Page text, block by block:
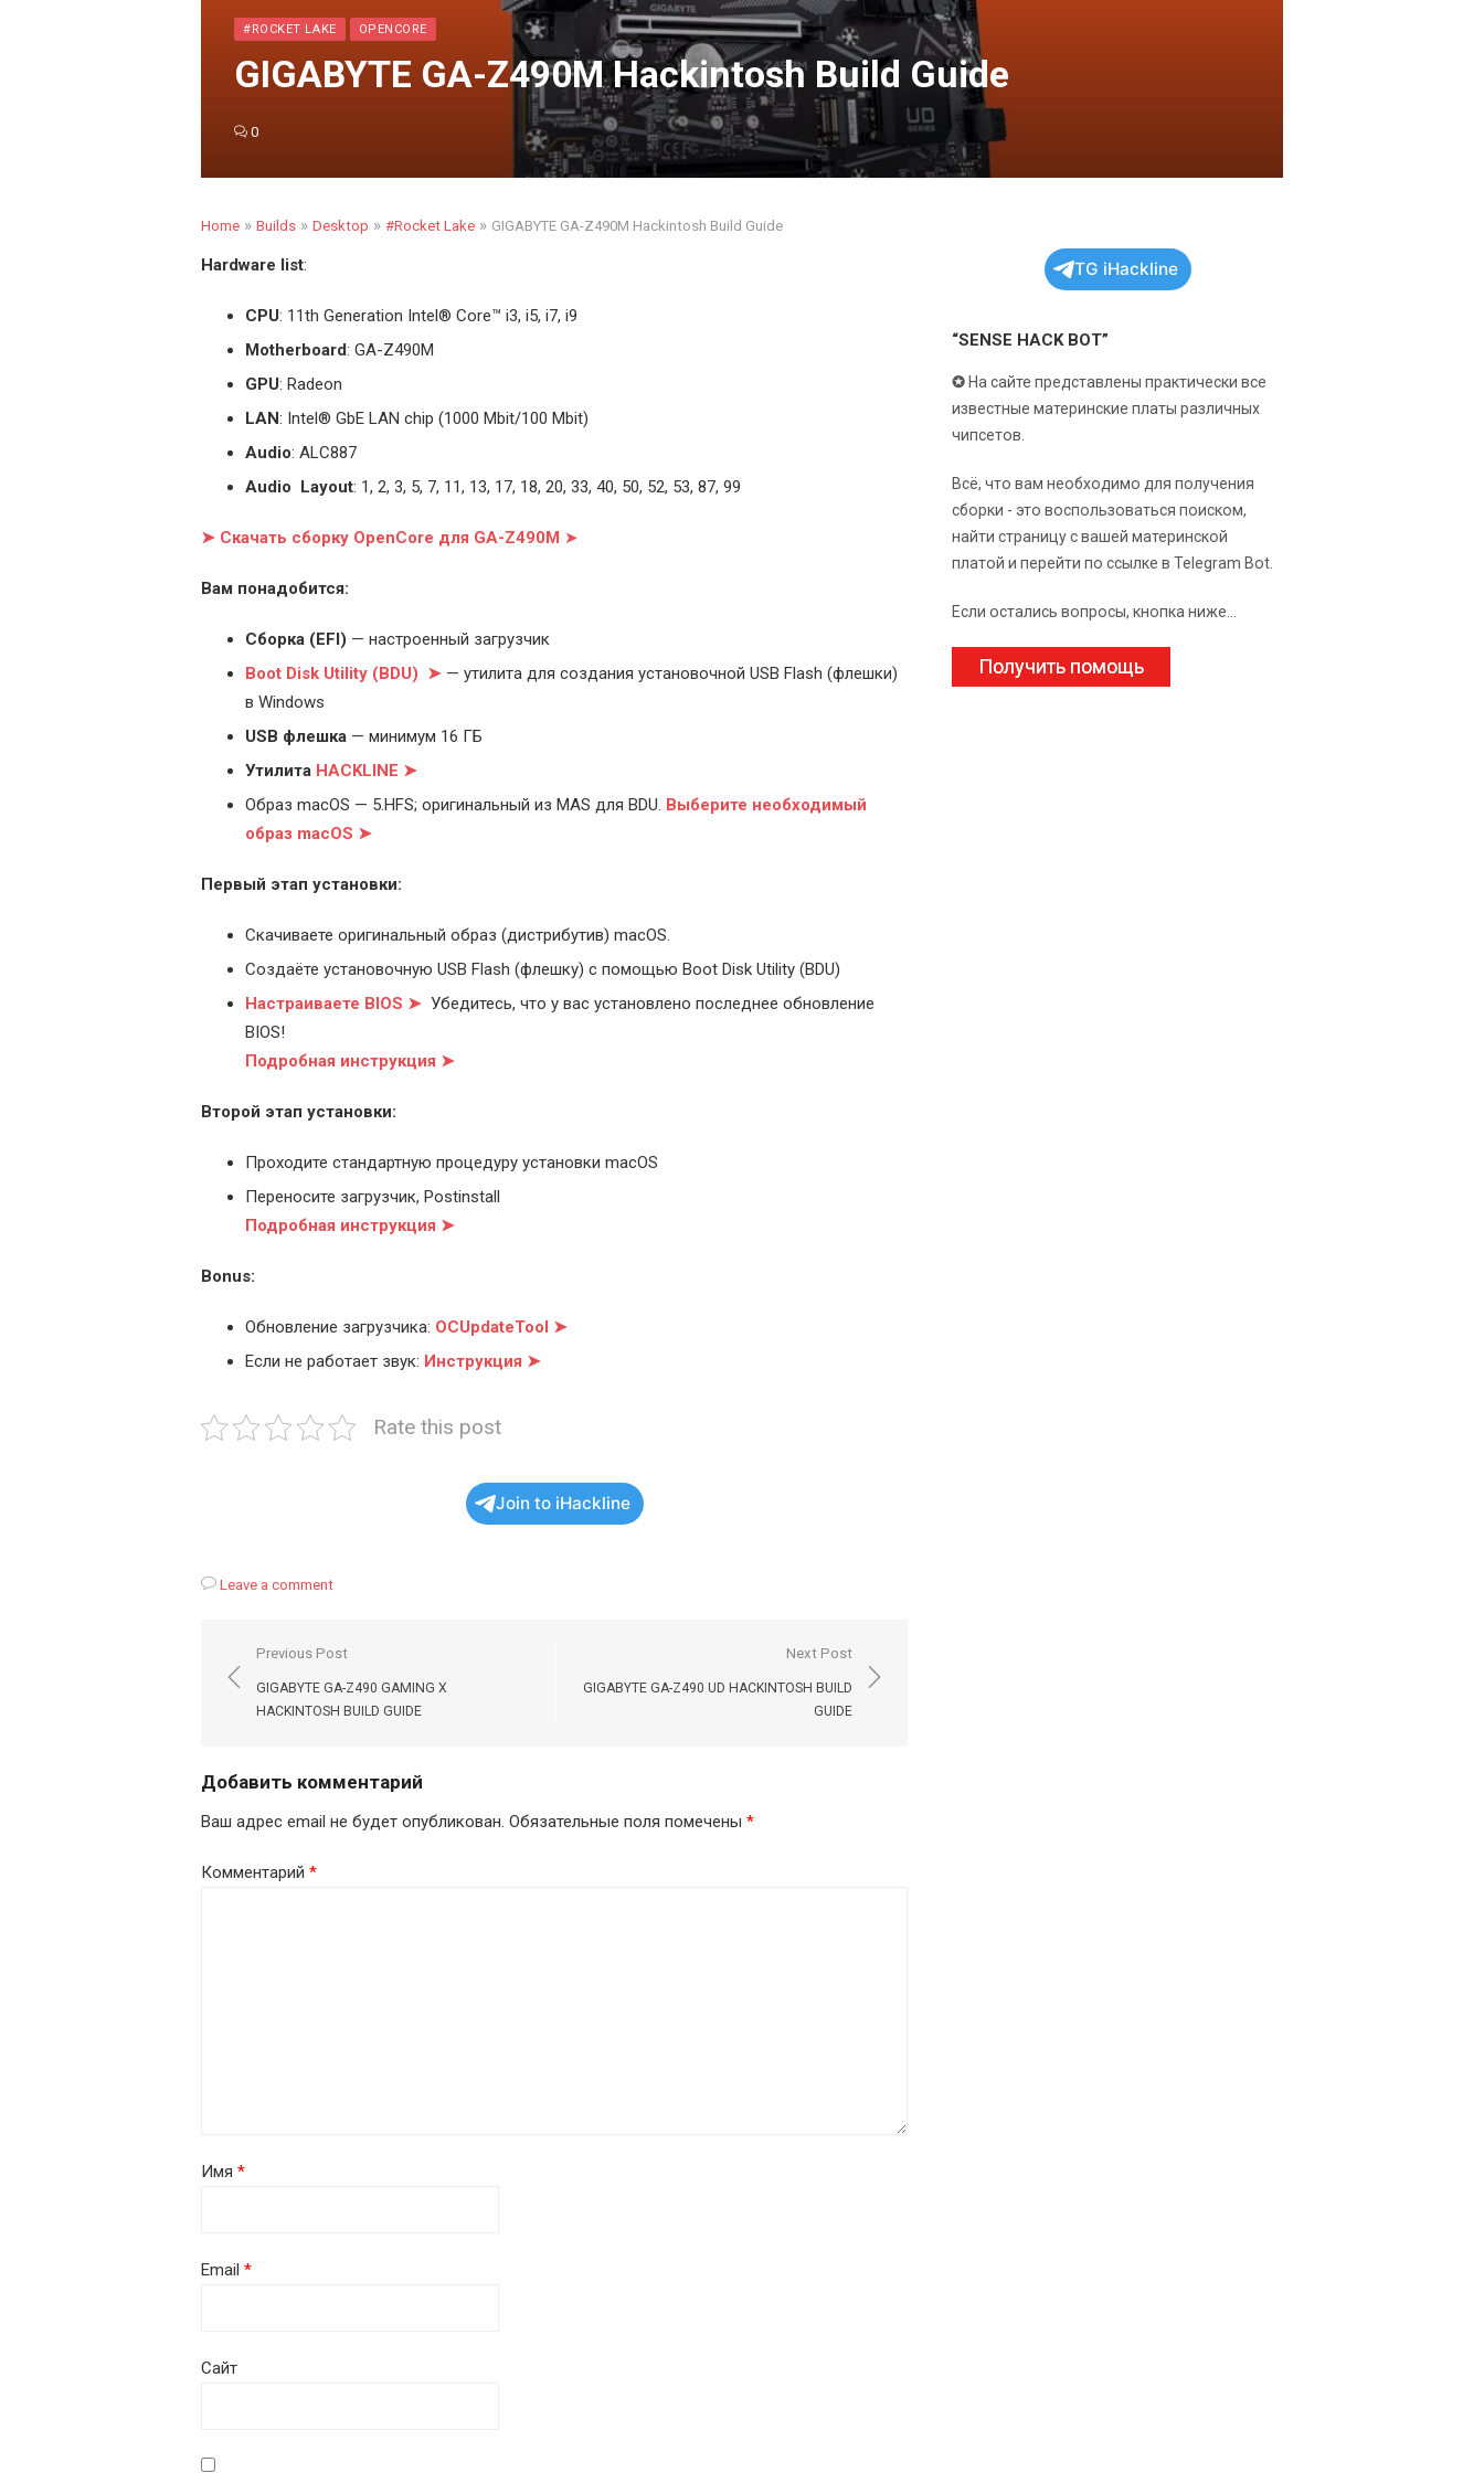
#ROCKET LAKE OPENCORE
GIGABYTE GA-Z490M Hackintosh Build Guide
0
Home » Builds » Desktop » #Rocket Lake » GIGABYTE GA-Z490M Hackintosh Build Guide
Hardware list:
CPU: 11th Generation Intel® Core™ i3, i5, i7, i9
Motherboard: GA-Z490M
GPU: Radeon
LAN: Intel® GbE LAN chip (1000 Mbit/100 Mbit)
Audio: ALC887
Audio Layout: 1, 2, 3, 5, 7, 11, 13, 17, 18, 20, 33, 40, 50, 52, 53, 87, 99
➤ Скачать сборку OpenCore для GA-Z490M ➤
Вам понадобится:
Cборка (EFI) — настроенный загрузчик
Boot Disk Utility (BDU) ➤ — утилита для создания установочной USB Flash (флешки)
в Windows
USB флешка — минимум 16 ГБ
Утилита HACKLINE ➤
Образ macOS — 5.HFS; оригинальный из MAS для BDU. Выберите необходимый
образ macOS ➤
Первый этап установки:
Скачиваете оригинальный образ (дистрибутив) macOS.
Создаёте установочную USB Flash (флешку) с помощью Boot Disk Utility (BDU)
Настраиваете BIOS ➤ Убедитесь, что у вас установлено последнее обновление
BIOS!
Подробная инструкция ➤
Второй этап установки:
Проходите стандартную процедуру установки macOS
Переносите загрузчик, Postinstall
Подробная инструкция ➤
Bonus:
Обновление загрузчика: OCUpdateTool ➤
Если не работает звук: Инструкция ➤
Rate this post
Join to iHackline
Leave a comment
Навигация
по
записям
Previous Post
GIGABYTE GA-Z490 GAMING X
HACKINTOSH BUILD GUIDE
Next Post
GIGABYTE GA-Z490 UD HACKINTOSH BUILD
GUIDE
Добавить комментарий
Ваш адрес email не будет опубликован. Обязательные поля помечены *
Комментарий *
Имя *
Email *
Сайт
TG iHackline
“SENSE HACK BOT”
✪ На сайте представлены практически все
известные материнские платы различных
чипсетов.
Всё, что вам необходимо для получения
сборки - это воспользоваться поиском,
найти страницу с вашей материнской
платой и перейти по ссылке в Telegram Bot.
Если остались вопросы, кнопка ниже...
Получить помощь